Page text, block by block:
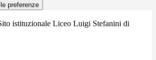
preferenze
istituzionale Liceo Luigi Stefanini di